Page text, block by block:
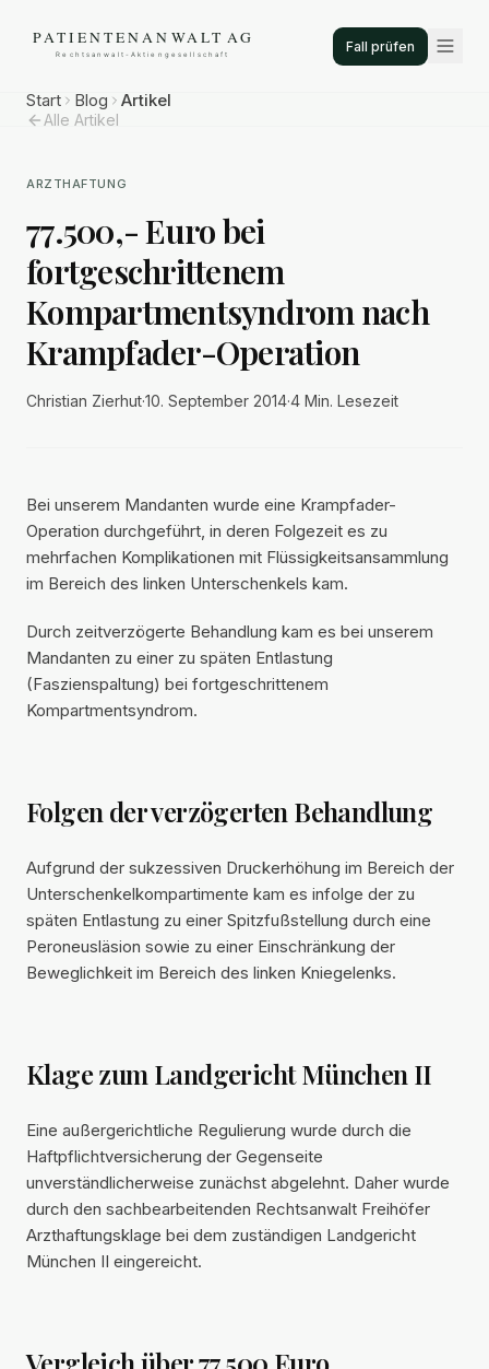
Fall prüfen
Start Blog Artikel
Alle Artikel
ARZTHAFTUNG
77.500,- Euro bei
fortgeschrittenem
Kompartmentsyndrom nach
Krampfader-Operation
Christian Zierhut·10. September 2014·4 Min. Lesezeit
Bei unserem Mandanten wurde eine Krampfader-
Operation durchgeführt, in deren Folgezeit es zu
mehrfachen Komplikationen mit Flüssigkeitsansammlung
im Bereich des linken Unterschenkels kam.
Durch zeitverzögerte Behandlung kam es bei unserem
Mandanten zu einer zu späten Entlastung
(Faszienspaltung) bei fortgeschrittenem
Kompartmentsyndrom.
Folgen der verzögerten Behandlung
Aufgrund der sukzessiven Druckerhöhung im Bereich der
Unterschenkelkompartimente kam es infolge der zu
späten Entlastung zu einer Spitzfußstellung durch eine
Peroneusläsion sowie zu einer Einschränkung der
Beweglichkeit im Bereich des linken Kniegelenks.
Klage zum Landgericht München II
Eine außergerichtliche Regulierung wurde durch die
Haftpflichtversicherung der Gegenseite
unverständlicherweise zunächst abgelehnt. Daher wurde
durch den sachbearbeitenden Rechtsanwalt Freihöfer
Arzthaftungsklage bei dem zuständigen Landgericht
München II eingereicht.